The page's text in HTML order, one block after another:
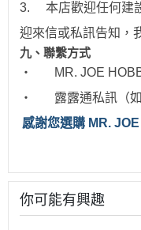
3.
本店歡迎任何建
迎來信或私訊告知，
九、聯繫方式
‧
MR. JOE
‧
露露通私訊（
感謝您選購 MR.
你可能有興趣